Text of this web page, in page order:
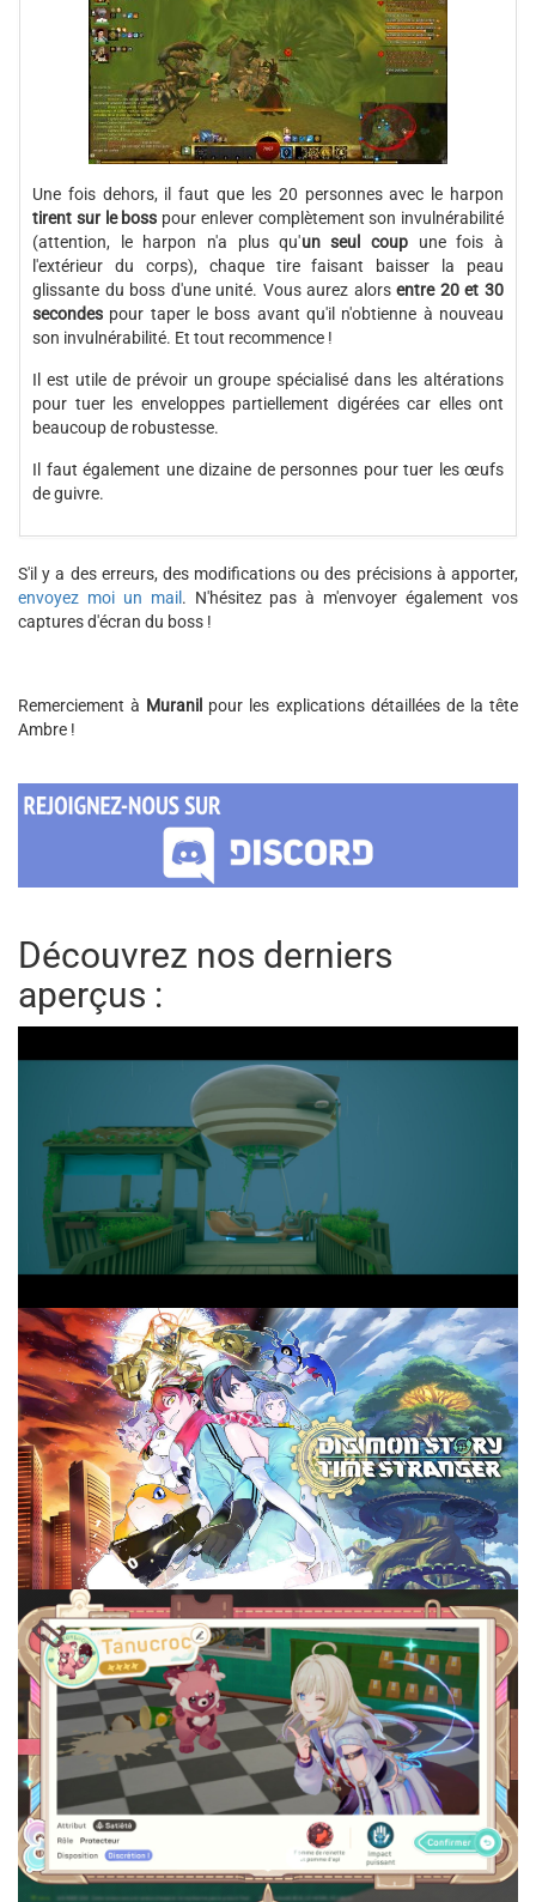
Une fois dehors, il faut que les 20 personnes avec le harpon
tirent sur le boss pour enlever complètement son invulnérabilité
(attention, le harpon n'a plus qu'un seul coupune fois à
l'extérieur du corps), chaque tire faisant baisser la peau
glissante du boss d'une unité. Vous aurez alorsentre 20 et 30
secondes pour taper le boss avant qu'il n'obtienne à nouveau
son invulnérabilité. Et tout recommence !
Il est utile de prévoir un groupe spécialisé dans les altérations
pour tuer les enveloppes partiellement digérées car elles ont
beaucoup de robustesse.
Il faut également une dizaine de personnes pour tuer les œufs
de guivre.
S'il y a des erreurs, des modifications ou des précisions à apporter,
envoyez moi un mail . N'hésitez pas à m'envoyer également vos
captures d'écran du boss !
Remerciement à Muranil pour les explications détaillées de la tête
Ambre !
Découvrez nos derniers
aperçus :